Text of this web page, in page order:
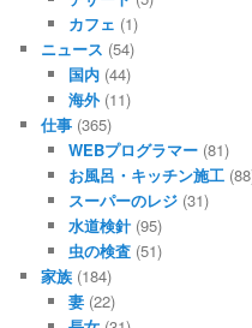
カフェ (1)
ニュース (54)
国内(44)
海外(11)
仕事 (365)
WEBプログラマー(81)
お風呂・キッチン施工
スーパーのレジ(31)
水道検針(95)
虫の検査(51)
家族 (184)
妻(22)